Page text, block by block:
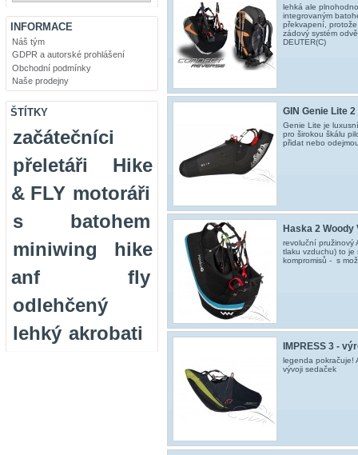
INFORMACE
Náš tým
GDPR a autorské prohlášení
Obchodní podmínky
Naše prodejny
ŠTÍTKY
začátečníci
přeletáři
Hike
& FLY motoráři
s batohem
miniwing
hike
anf fly
odlehčený
lehký akrobati
lehká ale
integrovaným
překvapení,
zádový systém
DEUTER(C)
GIN Genie Lite
Genie Lite je
pro širokou škálu
přidat nebo
Haska 2 Woody
revoluční pružinový
tlaku vzduchu) to
kompromisů - s
IMPRESS 3 -
legenda pokračuje!
vývoji sedaček